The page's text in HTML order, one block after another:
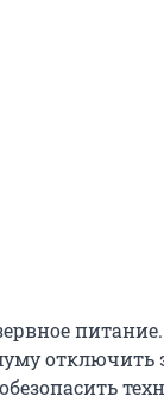
отключить